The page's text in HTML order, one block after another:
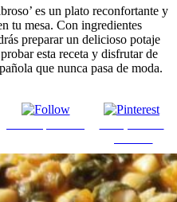
es un plato reconfortante y
tu mesa. Con ingredientes
preparar un delicioso potaje
esta receta y disfrutar de
que nunca pasa de moda.